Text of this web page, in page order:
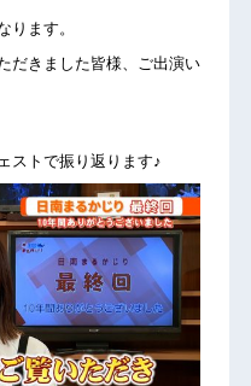
ります。
だきました皆様、ご出演い
ストで振り返ります♪